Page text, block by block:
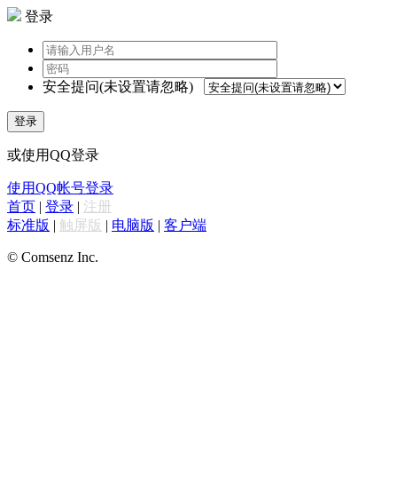
登录
安全提问(未设置请忽略)
登录
或使用QQ登录
使用QQ帐号登录
首页 | 登录 | 注册
标准版 | 触屏版 | 电脑版 | 客户端
© Comsenz Inc.